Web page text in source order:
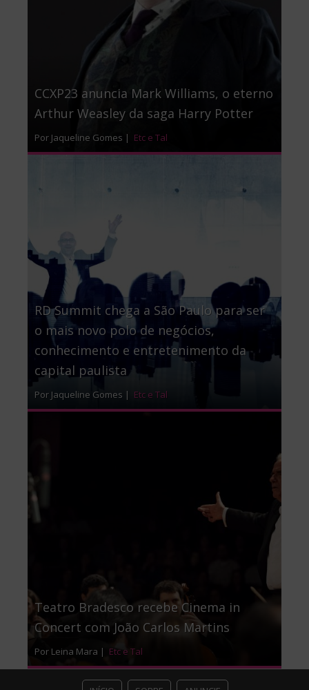
CCXP23 anuncia Mark Williams, o eterno
Arthur Weasley da saga Harry Potter
Por Jaqueline Gomes | Etc e Tal
RD Summit chega a São Paulo para ser
o mais novo polo de negócios,
conhecimento e entretenimento da
capital paulista
Por Jaqueline Gomes | Etc e Tal
Teatro Bradesco recebe Cinema in
Concert com João Carlos Martins
Por Leina Mara | Etc e Tal